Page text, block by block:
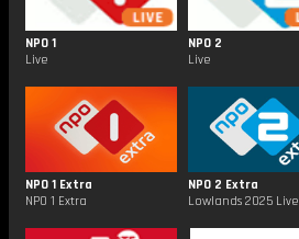
NPO 1
Live
NPO 2
Live
NPO 1 Extra
NPO 1 Extra
NPO 2 Extra
Lowlands 2025 Live